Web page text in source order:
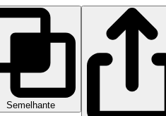
Semelhante